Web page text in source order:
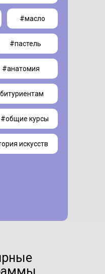
#пастель
#анатомия
#масло
#общие курсы
искусств